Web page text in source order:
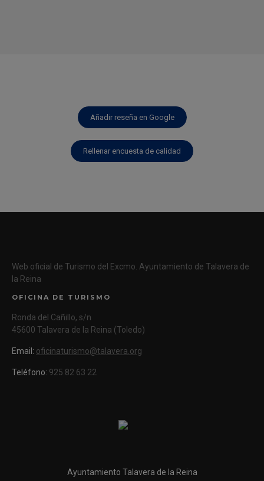
Añadir reseña en Google
Rellenar encuesta de calidad
Web oficial de Turismo del Excmo. Ayuntamiento de Talavera de
la Reina
OFICINA DE TURISMO
Ronda del Cañillo, s/n
45600 Talavera de la Reina (Toledo)
Email: oficinaturismo@talavera.org
Teléfono: 925 82 63 22
Ayuntamiento Talavera de la Reina